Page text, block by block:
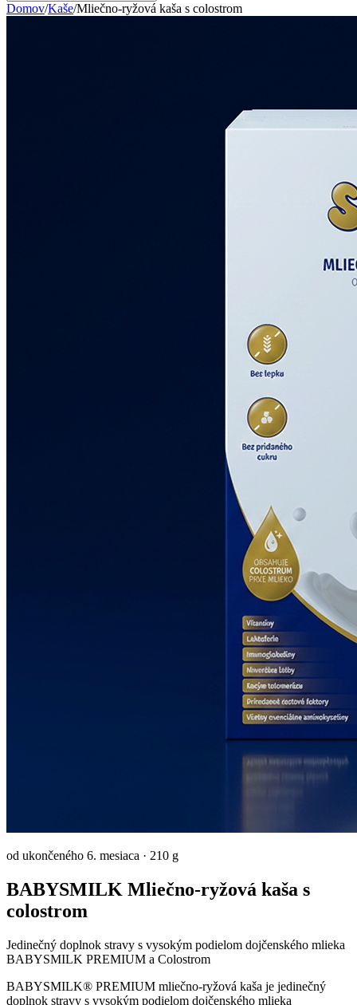
Domov/Kaše/Mliečno-ryžová kaša s colostrom
od ukončeného 6. mesiaca · 210 g
BABYSMILK Mliečno-ryžová kaša s
colostrom
Jedinečný doplnok stravy s vysokým podielom dojčenského mlieka
BABYSMILK PREMIUM a Colostrom
BABYSMILK® PREMIUM mliečno-ryžová kaša je jedinečný
doplnok stravy s vysokým podielom dojčenského mlieka